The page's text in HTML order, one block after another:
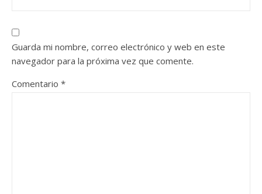
Guarda mi nombre, correo electrónico y web en este
navegador para la próxima vez que comente.
Comentario *